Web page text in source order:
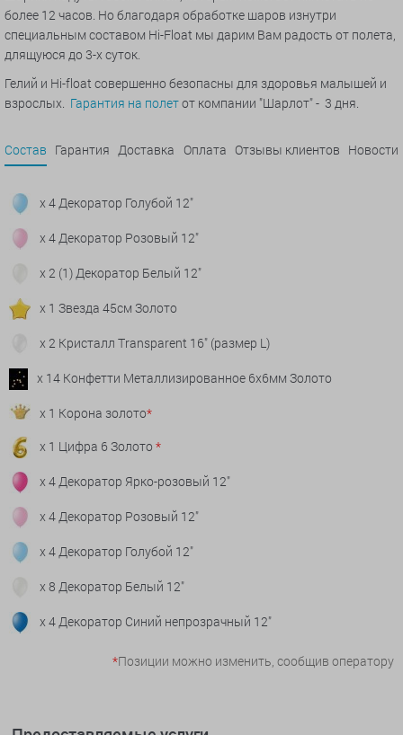
более 12 часов. Но благодаря обработке шаров изнутри
специальным составом Hi-Float мы дарим Вам радость от полета,
длящуюся до 3-х суток.
Гелий и Hi-float совершенно безопасны для здоровья малышей и
взрослых. Гарантия на полетот компании "Шарлот" - 3 дня.
Состав Гарантия Доставка Оплата Отзывы клиентов Новости
x 4 Декоратор Голубой 12"
x 4 Декоратор Розовый 12"
x 2 (1) Декоратор Белый 12"
x 1 Звезда 45см Золото
x 2 Кристалл Transparent 16" (размер L)
x 14 Конфетти Металлизированное 6х6мм Золото
x 1 Корона золото*
x 1 Цифра 6 Золото *
x 4 Декоратор Ярко-розовый 12"
x 4 Декоратор Розовый 12"
x 4 Декоратор Голубой 12"
x 8 Декоратор Белый 12"
x 4 Декоратор Синий непрозрачный 12"
*Позиции можно изменить, сообщив оператору